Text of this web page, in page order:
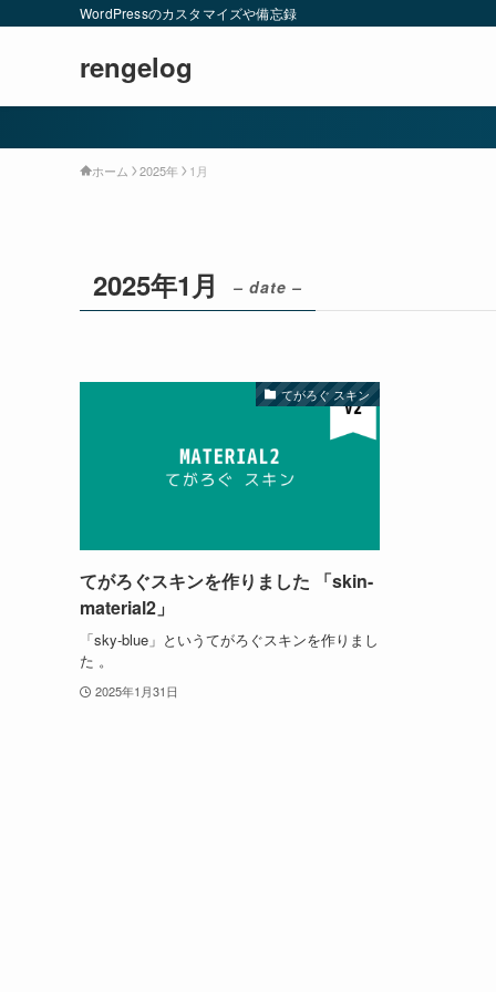
WordPressのカスタマイズや備忘録
rengelog
ホーム 2025年 1月
2025年1月 – date –
てがろぐ スキン
てがろぐスキンを作りました 「skin-
material2」
「sky-blue」というてがろぐスキンを作りまし
た 。
2025年1月31日